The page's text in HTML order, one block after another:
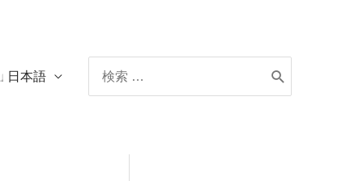
日本語
for: